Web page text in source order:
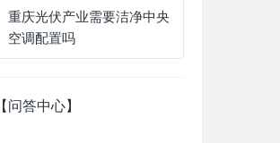
重庆光伏产业需要洁净中央
空调配置吗
【问答中心】